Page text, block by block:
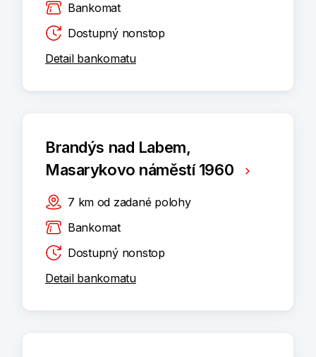
Bankomat
Dostupný nonstop
Detail bankomatu
Brandýs nad Labem,
Masarykovo náměstí 1960
7 km od zadané polohy
Bankomat
Dostupný nonstop
Detail bankomatu